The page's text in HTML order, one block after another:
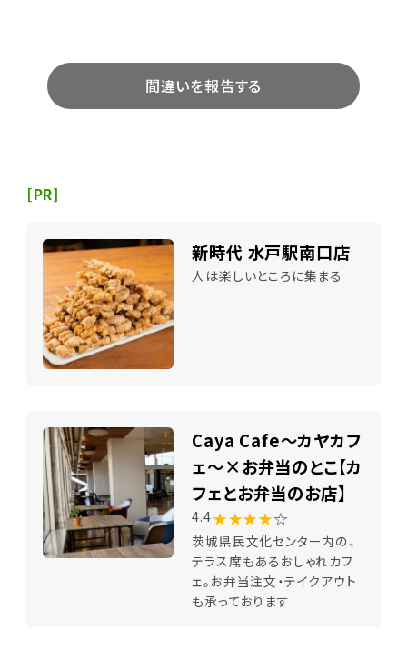
間違いを報告する
[PR]
新時代 水戸駅南口店
人は楽しいところに集まる
Caya Cafe～カヤカフ
ェ～×お弁当のとこ【カ
フェとお弁当のお店】
4.4★★★★☆
茨城県民文化センター内の、
テラス席もあるおしゃれカフ
ェ。お弁当注文・テイクアウト
も承っております